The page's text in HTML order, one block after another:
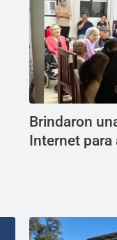
Brindaron
Internet para